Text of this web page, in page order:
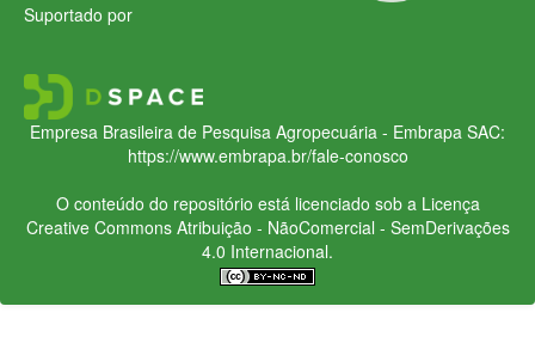
Suportado por
Empresa Brasileira de Pesquisa Agropecuária - Embrapa SAC:
https://www.embrapa.br/fale-conosco
O conteúdo do repositório está licenciado sob a Licença
Creative CommonsAtribuição - NãoComercial - SemDerivações
4.0 Internacional.